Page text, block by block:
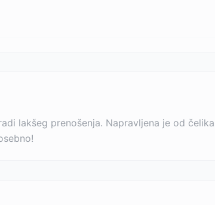
lakšeg prenošenja. Napravljena je od